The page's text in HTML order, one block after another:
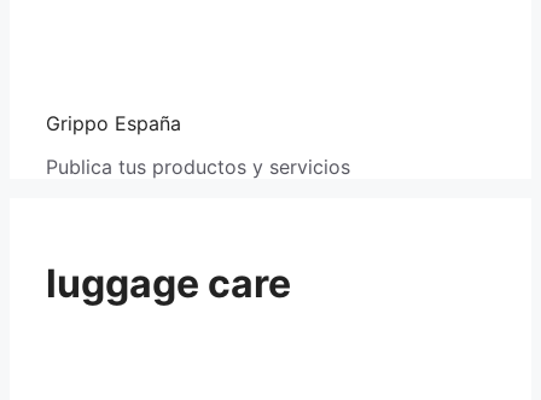
Grippo España
Publica tus productos y servicios
luggage care